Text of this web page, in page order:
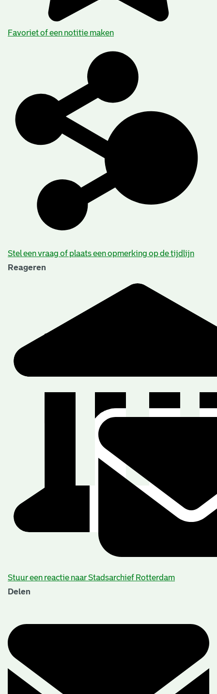
Favoriet of een notitie maken
Stel een vraag of plaats een opmerking op de tijdlijn
Reageren
Stuur een reactie naar Stadsarchief Rotterdam
Delen